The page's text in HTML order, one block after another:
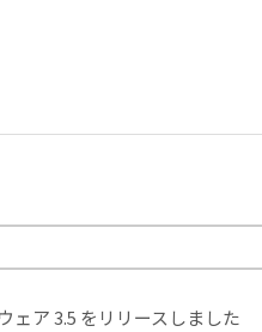
ェア 3.5 をリリースしました